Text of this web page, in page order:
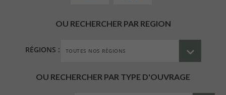
OU RECHERCHER PAR REGION
RÉGIONS :
OU RECHERCHER PAR TYPE D'OUVRAGE